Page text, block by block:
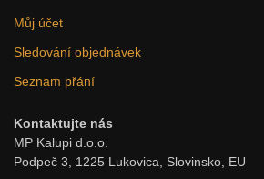
Můj účet
Sledování objednávek
Seznam přání
Kontaktujte nás
MP Kalupi d.o.o.
Podpeč 3, 1225 Lukovica, Slovinsko, EU